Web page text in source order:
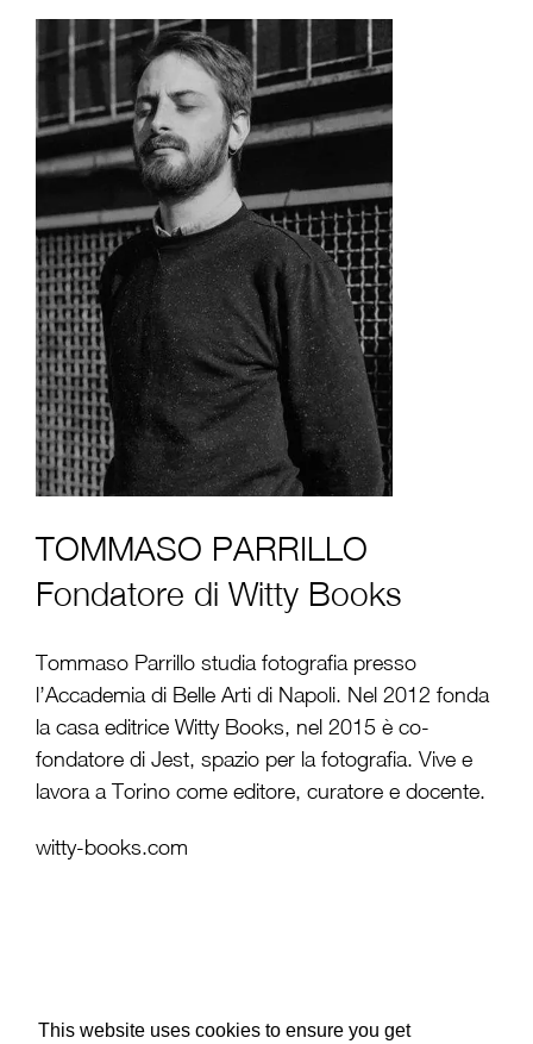
TOMMASO PARRILLO
Fondatore di Witty Books
Tommaso Parrillo studia fotografia presso
l’Accademia di Belle Arti di Napoli. Nel 2012 fonda
la casa editrice Witty Books, nel 2015 è co-
fondatore di Jest, spazio per la fotografia. Vive e
lavora a Torino come editore, curatore e docente.
witty-books.com
This website uses cookies to ensure you get